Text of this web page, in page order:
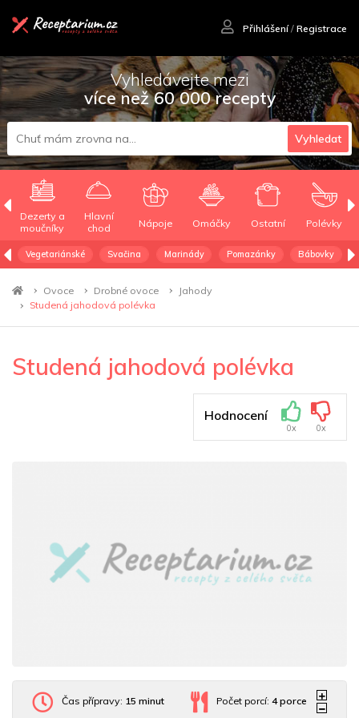
Přihlášení/ Registrace
Vyhledávejte mezi
více než 60 000 recepty
Vyhledat
Dezerty a
moučníky
Hlavní
chod
Nápoje Omáčky Ostatní Polévky
Vegetariánské Svačina Marinády Pomazánky Bábovky
Ovoce Drobné ovoce
Jahody
Studená jahodová polévka
Studená jahodová polévka
Hodnocení
0x 0x
Čas přípravy: 15 minut Počet porcí:4 porce